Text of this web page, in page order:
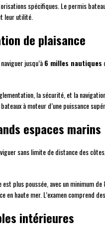
spécifiques. Le permis
leur utilité.
de plaisance
jusqu’à6 milles nautiques
la sécurité, et la
à moteur d’une puissance
espaces marins
sans limite de distance des
plus poussée, avec un minimum de
haute mer. L’examen comprend
intérieures